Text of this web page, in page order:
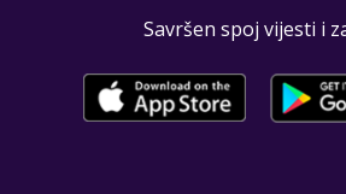
Savršen spoj vijesti i